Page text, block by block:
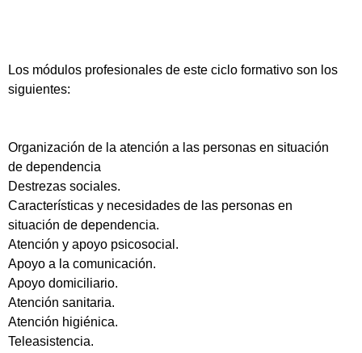
Los módulos profesionales de este ciclo formativo son los
siguientes:
Organización de la atención a las personas en situación
de dependencia
Destrezas sociales.
Características y necesidades de las personas en
situación de dependencia.
Atención y apoyo psicosocial.
Apoyo a la comunicación.
Apoyo domiciliario.
Atención sanitaria.
Atención higiénica.
Teleasistencia.